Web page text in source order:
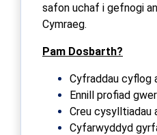
safon uchaf i gefnogi
Cymraeg.
Pam Dosbarth?
Cyfraddau cyflog
Ennill profiad
Creu cysylltiadau
Cyfarwyddyd